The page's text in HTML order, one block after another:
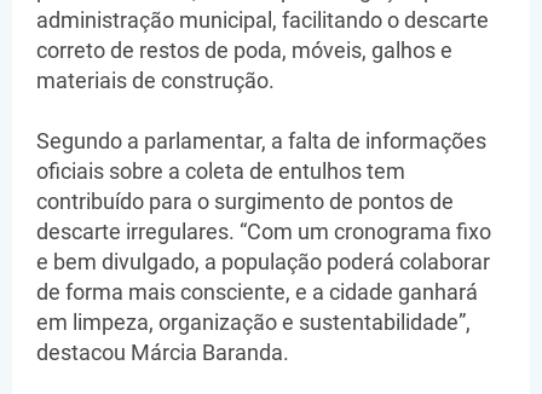
administração municipal, facilitando o descarte
correto de restos de poda, móveis, galhos e
materiais de construção.
Segundo a parlamentar, a falta de informações
oficiais sobre a coleta de entulhos tem
contribuído para o surgimento de pontos de
descarte irregulares. “Com um cronograma fixo
e bem divulgado, a população poderá colaborar
de forma mais consciente, e a cidade ganhará
em limpeza, organização e sustentabilidade”,
destacou Márcia Baranda.